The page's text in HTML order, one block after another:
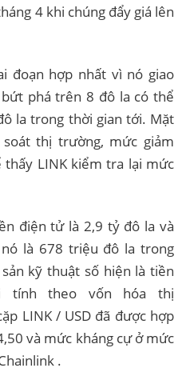
4 khi chúng đẩy giá lên
đoạn hợp nhất vì nó giao
phá trên 8 đô la có thể
la trong thời gian tới. Mặt
thị trường, mức giảm
LINK kiểm tra lại mức
điện tử là 2,9 tỷ đô la và
là 678 triệu đô la trong
kỹ thuật số hiện là tiền
tính theo vốn hóa thị
LINK / USD đã được hợp
và mức kháng cự ở mức
.